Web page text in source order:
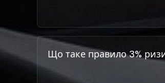
Що таке правило 3%